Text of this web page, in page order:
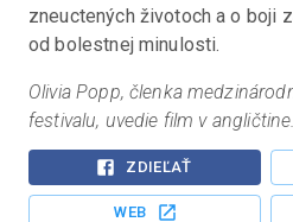
zneuctených životoch a o boji
od bolestnej minulosti.
Olivia Popp, členka
festivalu, uvedie film v angličtine.
ZDIEĽAŤ
WEB